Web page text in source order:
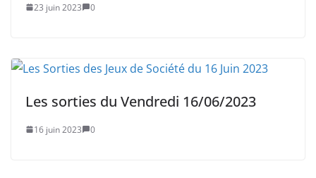
23 juin 2023 0
Les sorties du Vendredi 16/06/2023
16 juin 2023 0